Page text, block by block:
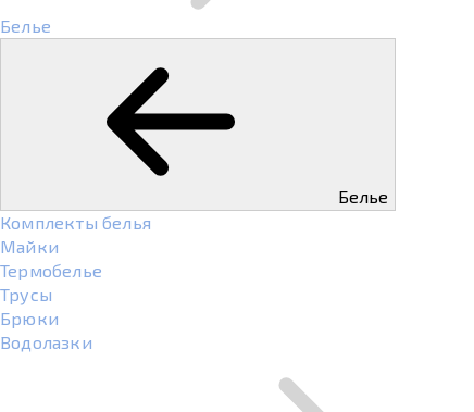
Белье
Белье
Комплекты белья
Майки
Термобелье
Трусы
Брюки
Водолазки